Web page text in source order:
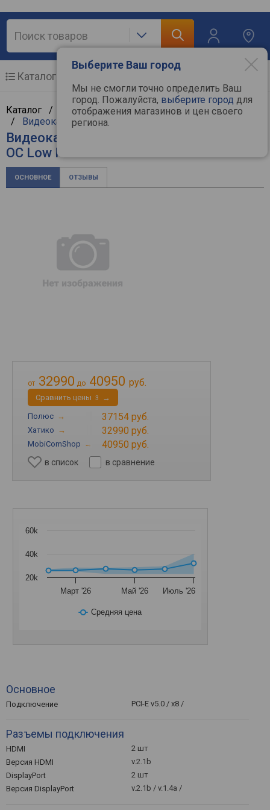
Выберите Ваш город
Мы не смогли точно определить Ваш
город. Пожалуйста, выберите город для
отображения магазинов и цен своего
региона.
Каталог
Каталог / Компьютерная техника/ Комплектующие
/ Видеокарты/Gigabyte
Видеокарта Gigabyte GeForce RTX 5050
OC Low Profile 8G
ОСНОВНОЕ ОТЗЫВЫ
от 32990 до 40950 руб.
Cравнить цены 3 →
Полюс → 37154 руб.
Хатико → 32990 руб.
MobiComShop → 40950 руб.
в список в сравнение
Средняя цена
Март '26 Май '26 Июль '26
20k
40k
60k
Основное
Подключение PCI-E v5.0 / x8 /
Разъемы подключения
HDMI
2 шт
Версия HDMI
v.2.1b
DisplayPort
2 шт
Версия DisplayPort
v.2.1b / v.1.4a /